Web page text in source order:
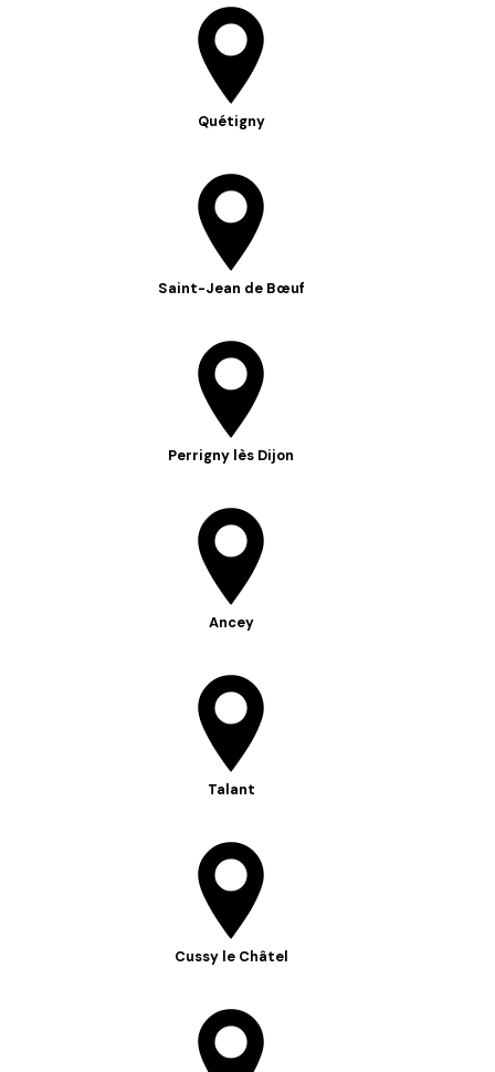
Quétigny
Saint-Jean de Bœuf
Perrigny lès Dijon
Ancey
Talant
Cussy le Châtel